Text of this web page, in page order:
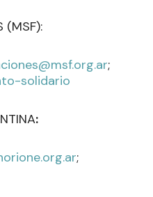
(MSF):
;
solidario
:
;